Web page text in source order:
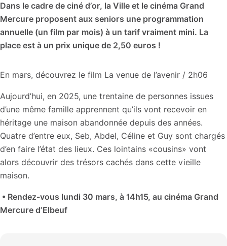
Dans le cadre de ciné d’or, la Ville et le cinéma Grand
Mercure proposent aux seniors une programmation
annuelle (un film par mois) à un tarif vraiment mini. La
place est à un prix unique de 2,50 euros !
En mars, découvrez le film La venue de l’avenir / 2h06
Aujourd’hui, en 2025, une trentaine de personnes issues
d’une même famille apprennent qu’ils vont recevoir en
héritage une maison abandonnée depuis des années.
Quatre d’entre eux, Seb, Abdel, Céline et Guy sont chargés
d’en faire l’état des lieux. Ces lointains «cousins» vont
alors découvrir des trésors cachés dans cette vieille
maison.
• Rendez-vous lundi 30 mars, à 14h15, au cinéma Grand
Mercure d’Elbeuf